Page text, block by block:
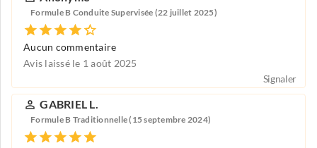
Formule B Conduite Supervisée (22 juillet 2025)
Aucun commentaire
Avis laissé le 1 août 2025
Signaler
GABRIEL L.
Formule B Traditionnelle (15 septembre 2024)